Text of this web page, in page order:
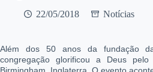
22/05/2018 Notícias
Além dos 50 anos da fundação
congregação glorificou a Deus